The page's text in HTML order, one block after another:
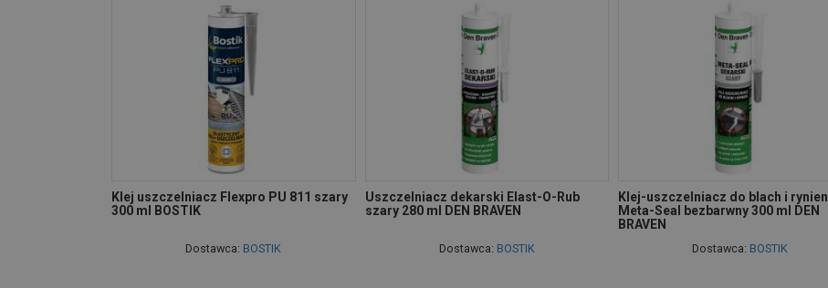
Klej uszczelniacz Flexpro PU 811 szary
300 ml BOSTIK
Dostawca: BOSTIK
Uszczelniacz dekarski Elast-O-Rub
szary 280 ml DEN BRAVEN
Dostawca: BOSTIK
Klej-uszczelniacz do blach i rynien
Meta-Seal bezbarwny 300 ml DEN
BRAVEN
Dostawca: BOSTIK